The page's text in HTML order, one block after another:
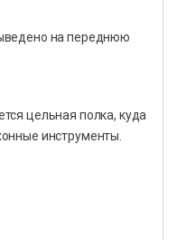
на переднюю
цельная полка, куда
инструменты.